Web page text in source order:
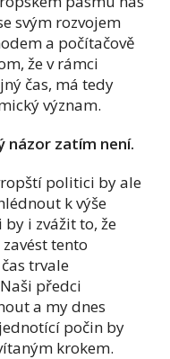
svým rozvojem
a počítačově
že v rámci
čas, má tedy
význam.
názor zatím není.
politici by ale
k výše
i zvážit to, že
tento
trvale
předci
a my dnes
počin by
krokem.